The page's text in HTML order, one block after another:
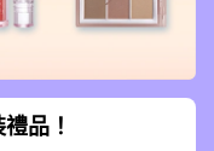
品！